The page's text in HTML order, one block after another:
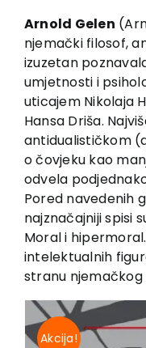
O nama
Knjige
U pripremi
Akcija
Autori
Vesti
EU PROJEKTI
Kontakt
Arnold Gelen
njemački filosof,
izuzetan
umjetnosti i
uticajem Nikolaja
Hansa Driša.
antidualističkom
o čovjeku kao
odvela
Pored navedenih
najznačajniji spisi
Moral i
intelektualnih
stranu njemačkog
Akcija!